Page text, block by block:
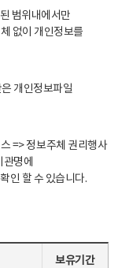
범위내에서만
없이 개인정보를
개인정보파일
=> 정보주체 권리행사
명에
인 할 수 있습니다.
보유기간